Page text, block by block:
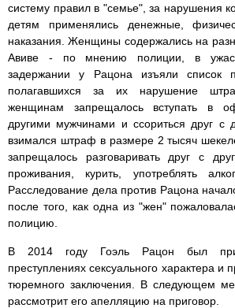
систему правил в "семье", за нарушения
детям применялись денежные,
наказания. Женщины содержались на
Авиве - по мнению полиции, в
задержании у Рацона изъяли список
полагавшихся за их нарушение
женщинам запрещалось вступать в
другими мужчинами и ссориться друг с
взимался штраф в размере 2 тысяч
запрещалось разговаривать друг с
проживания, курить, употреблять
Расследование дела против Рацона
после того, как одна из "жен"
полицию.
В 2014 году Гоэль Рацон был
преступлениях сексуального характера и
тюремного заключения. В следующем
рассмотрит его апелляцию на приговор.